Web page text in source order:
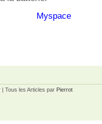
Myspace
| Tous les Articles par Pierrot